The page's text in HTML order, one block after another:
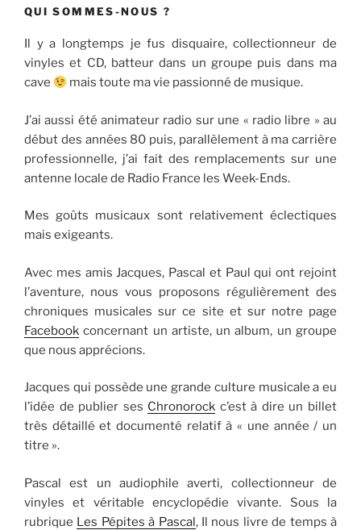
QUI SOMMES-NOUS ?
Il y a longtemps je fus disquaire, collectionneur de
vinyles et CD, batteur dans un groupe puis dans ma
cave
mais toute ma vie passionné de musique.
J’ai aussi été animateur radio sur une « radio libre » au
début des années 80 puis, parallèlement à ma carrière
professionnelle, j’ai fait des remplacements sur une
antenne locale de Radio France les Week-Ends.
Mes goûts musicaux sont relativement éclectiques
mais exigeants.
Avec mes amis Jacques, Pascal et Paul qui ont rejoint
l’aventure, nous vous proposons régulièrement des
chroniques musicales sur ce site et sur notre page
Facebook concernant un artiste, un album, un groupe
que nous apprécions.
Jacques qui possède une grande culture musicale a eu
l’idée de publier ses Chronorock c’est à dire un billet
très détaillé et documenté relatif à « une année / un
titre ».
Pascal est un audiophile averti, collectionneur de
vinyles et véritable encyclopédie vivante. Sous la
rubrique Les Pépites à Pascal, Il nous livre de temps à